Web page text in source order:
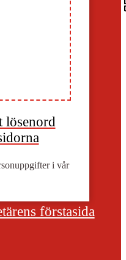
lösenord
i vår
förstasida